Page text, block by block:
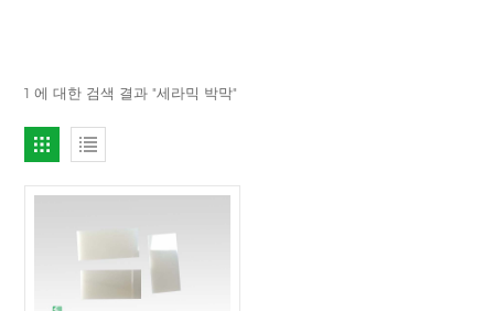
1 에 대한 검색 결과 "세라믹 박막"